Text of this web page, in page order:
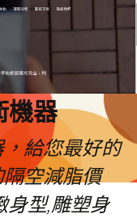
機器
給您最好的
空減脂價
身型,雕塑身